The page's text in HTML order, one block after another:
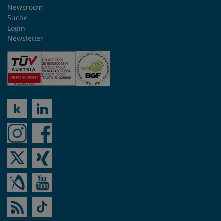
Venezuela
Vereinigte Arabische Emirate
Ägypten
Österreich
Newsroom
Suche
Login
Newsletter